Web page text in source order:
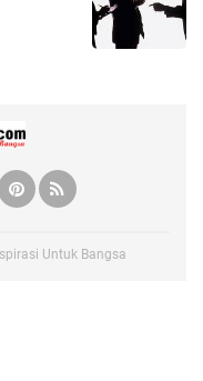
Untuk Bangsa